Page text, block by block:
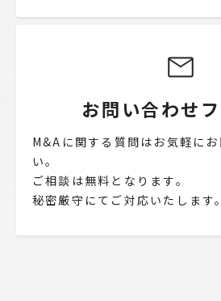
お問い合わせ
M&Aに関する質問はお気軽に
い。
ご相談は無料となります。
秘密厳守にてご対応いたします。